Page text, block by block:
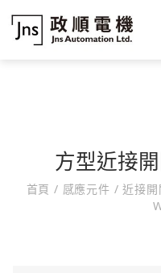
方型近接
首頁/ 感應元件 / 近接